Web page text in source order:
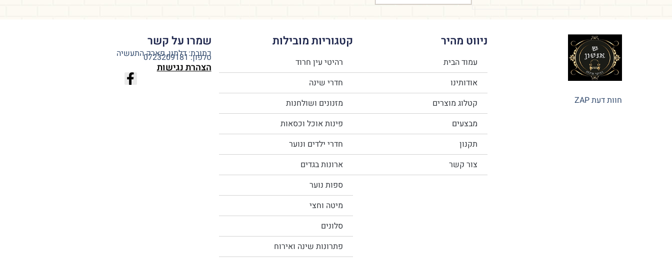
חוות דעת ZAP
ניווט מהיר
עמוד הבית
אודותינו
קטלוג מוצרים
מבצעים
תקנון
צור קשר
קטגוריות מובילות
רהיטי עין חרוד
חדרי שינה
מזנונים ושולחנות
פינות אוכל וכסאות
חדרי ילדים ונוער
ארונות בגדים
ספות נוער
מיטה וחצי
סלונים
פתרונות שינה ואירוח
שמרו על קשר
כתובת: דלתון, פארק התעשיה
טלפון: 0723209181
הצהרת נגישות